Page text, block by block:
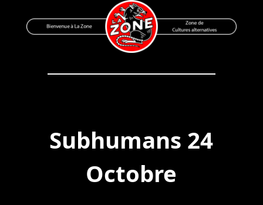
to
Bienvenue à La Zone
Zone de Cultures Alternatives
Subhumans 24
Octobre